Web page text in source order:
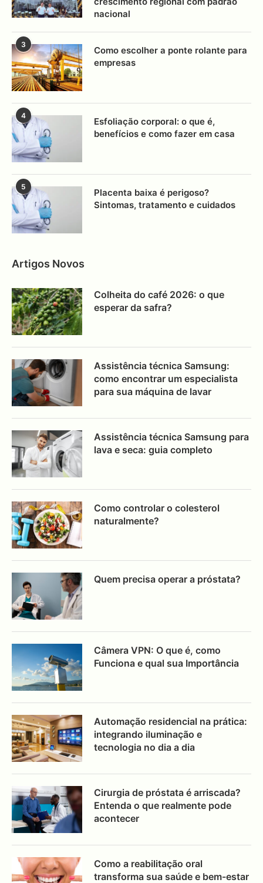
nacional
3
Como escolher a ponte rolante para
empresas
4
Esfoliação corporal: o que é,
benefícios e como fazer em casa
5
Placenta baixa é perigoso?
Sintomas, tratamento e cuidados
Artigos Novos
Colheita do café 2026: o que
esperar da safra?
Assistência técnica Samsung:
como encontrar um especialista
para sua máquina de lavar
Assistência técnica Samsung para
lava e seca: guia completo
Como controlar o colesterol
naturalmente?
Quem precisa operar a próstata?
Câmera VPN: O que é, como
Funciona e qual sua Importância
Automação residencial na prática:
integrando iluminação e
tecnologia no dia a dia
Cirurgia de próstata é arriscada?
Entenda o que realmente pode
acontecer
Como a reabilitação oral
transforma sua saúde e bem-estar